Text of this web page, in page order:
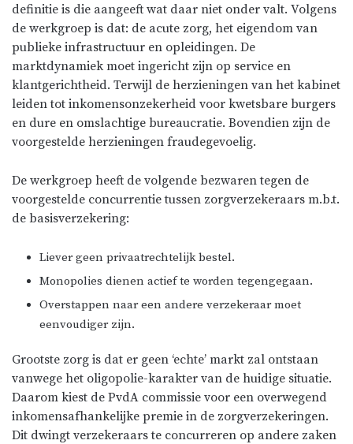
definitie is die aangeeft wat daar niet onder valt. Volgens
de werkgroep is dat: de acute zorg, het eigendom van
publieke infrastructuur en opleidingen. De
marktdynamiek moet ingericht zijn op service en
klantgerichtheid. Terwijl de herzieningen van het kabinet
leiden tot inkomensonzekerheid voor kwetsbare burgers
en dure en omslachtige bureaucratie. Bovendien zijn de
voorgestelde herzieningen fraudegevoelig.
De werkgroep heeft de volgende bezwaren tegen de
voorgestelde concurrentie tussen zorgverzekeraars m.b.t.
de basisverzekering:
Liever geen privaatrechtelijk bestel.
Monopolies dienen actief te worden tegengegaan.
Overstappen naar een andere verzekeraar moet
eenvoudiger zijn.
Grootste zorg is dat er geen ‘echte’ markt zal ontstaan
vanwege het oligopolie-karakter van de huidige situatie.
Daarom kiest de PvdA commissie voor een overwegend
inkomensafhankelijke premie in de zorgverzekeringen.
Dit dwingt verzekeraars te concurreren op andere zaken